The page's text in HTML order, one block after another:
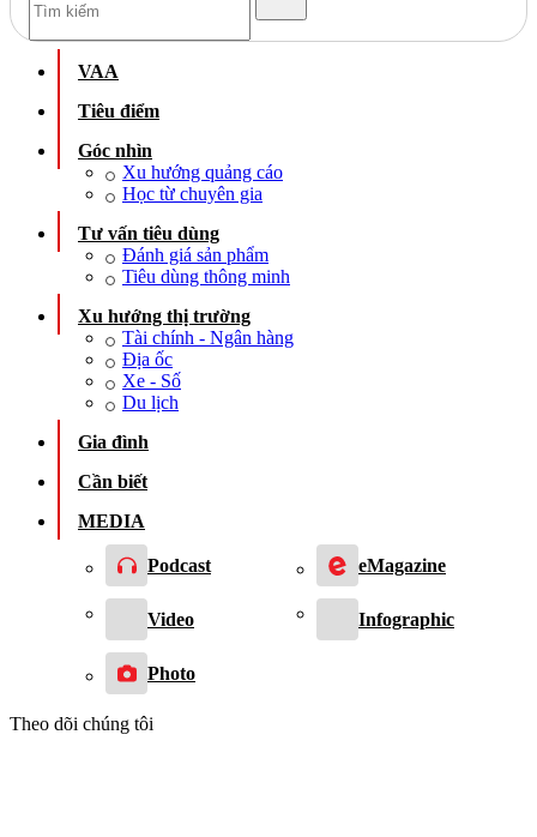
VAA
Tiêu điểm
Góc nhìn
Xu hướng quảng cáo
Học từ chuyên gia
Tư vấn tiêu dùng
Đánh giá sản phẩm
Tiêu dùng thông minh
Xu hướng thị trường
Tài chính - Ngân hàng
Địa ốc
Xe - Số
Du lịch
Gia đình
Cần biết
MEDIA
Podcast eMagazine
Video Infographic
Photo
Theo dõi chúng tôi